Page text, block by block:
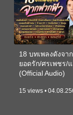
18 บทเพลงดังจา
ยอดรัก/ศรเพชร/
(Official Audio)
15 views •